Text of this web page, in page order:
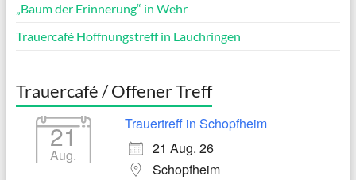
„Baum der Erinnerung“ in Wehr
Trauercafé Hoffnungstreff in Lauchringen
Trauercafé / Offener Treff
21
Aug.
Trauertreff in Schopfheim
21 Aug. 26
Schopfheim